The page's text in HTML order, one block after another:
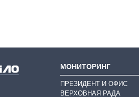
МОНИТОРИНГ
ПРЕЗИДЕНТ И ОФИС
ВЕРХОВНАЯ РАДА